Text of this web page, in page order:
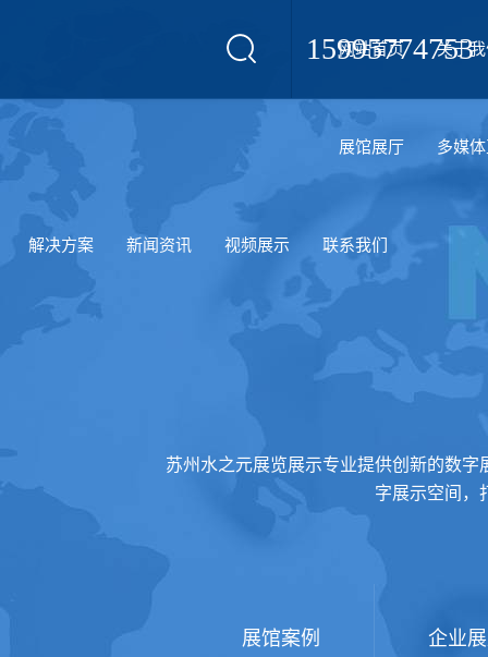
15995774753
网站首页 关于
展馆展厅 多媒
解决方案 新闻资讯 视频展示 联系我们
苏州水之元展览展示专业提供创新的数
字展示空间，
展馆案例 企业